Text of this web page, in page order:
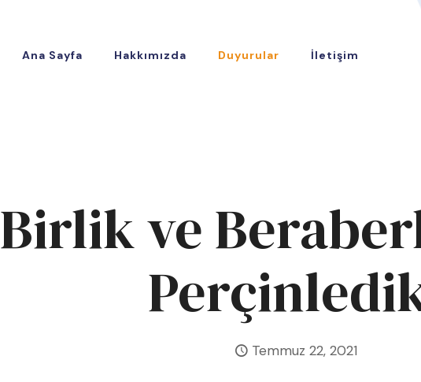
Ana Sayfa Hakkımızda Duyurular İletişim
Birlik ve
Temmuz 22, 2021